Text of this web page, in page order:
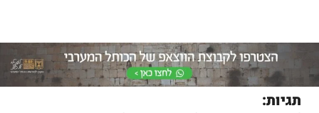
תגיות: